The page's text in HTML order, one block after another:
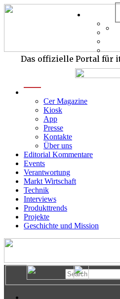
Das offizielle Portal für
Cer Magazine
Kiosk
App
Presse
Kontakte
Über uns
Editorial Kommentare
Events
Verantwortung
Markt Wirtschaft
Technik
Interviews
Produkttrends
Projekte
Geschichte und Mission